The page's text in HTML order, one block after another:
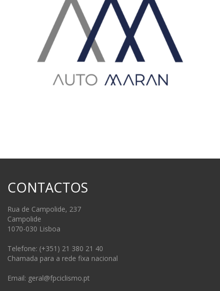
CONTACTOS
Rua de Campolide, 237
Campolide
1070-030 Lisboa
Telefone: (+351) 21 380 21 40
Chamada para a rede fixa nacional
Email: geral@fpciclismo.pt